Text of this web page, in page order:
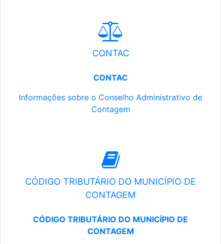
CONTAC
CONTAC
Informações sobre o Conselho Administrativo de
Contagem
CÓDIGO TRIBUTÁRIO DO MUNICÍPIO DE
CONTAGEM
CÓDIGO TRIBUTÁRIO DO MUNICÍPIO DE
CONTAGEM